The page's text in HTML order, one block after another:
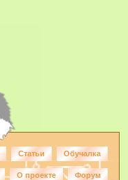
Статьи Обучалка
О проекте Форум